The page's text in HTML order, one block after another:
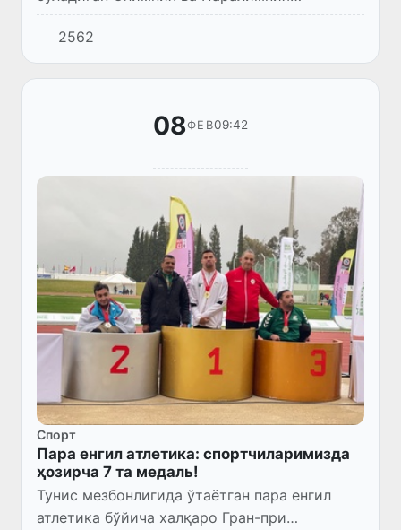
ўйинларининг ўтказилиш саналари расман
эълон қилинди.
2562
08ФЕВ09:42
Спорт
Пара енгил атлетика: спортчиларимизда
ҳозирча 7 та медаль!
Тунис мезбонлигида ўтаётган пара енгил
атлетика бўйича халқаро Гран-при